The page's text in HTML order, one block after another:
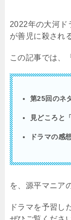
2022年の大河ド
が善児に殺され
この記事では、
第25回のネ
見どころと
ドラマの感
を、源平マニア
ドラマを予習し